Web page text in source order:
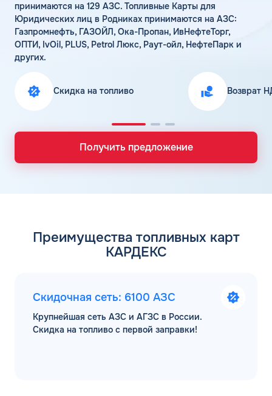
принимаются на 129 АЗС. Топливные Карты для
Юридических лиц в Родниках принимаются на АЗС:
Газпромнефть, ГАЗОЙЛ, Ока-Пропан, ИвНефтеТорг,
ОПТИ, IvOil, PLUS, Petrol Люкс, Раут-ойл, НефтеПарк и
других.
Скидка на топливо Возврат
Получить предложение
Преимущества топливных карт
КАРДЕКС
Скидочная сеть: 6100 АЗС
Крупнейшая сеть АЗС и АГЗС в России.
Скидка на топливо с первой заправки!